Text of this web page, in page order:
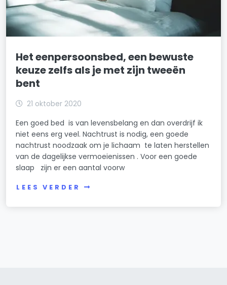
Het eenpersoonsbed, een bewuste
keuze zelfs als je met zijn tweeën
bent
21 oktober 2020
Een goed bed is van levensbelang en dan overdrijf ik
niet eens erg veel. Nachtrust is nodig, een goede
nachtrust noodzaak om je lichaam te laten herstellen
van de dagelijkse vermoeienissen . Voor een goede
slaap zijn er een aantal voorw
LEES VERDER